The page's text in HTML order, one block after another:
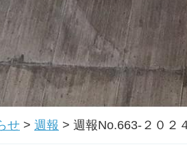
せ > 週報 > 週報No.663-２０２